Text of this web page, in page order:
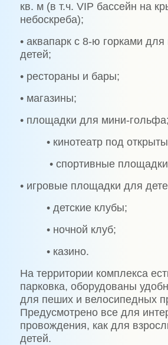
кв. м (в т.ч. VIP бассейн на
небоскреба);
• аквапарк с 8-ю горками
детей;
• рестораны и бары;
• магазины;
• площадки для мини-гольфа;
• кинотеатр под
• спортивные
• игровые площадки для
• детские клубы;
• ночной клуб;
• казино.
На территории комплекса
парковка, оборудованы
для пеших и велосипедных
Предусмотрено все для
провождения, как для
детей.